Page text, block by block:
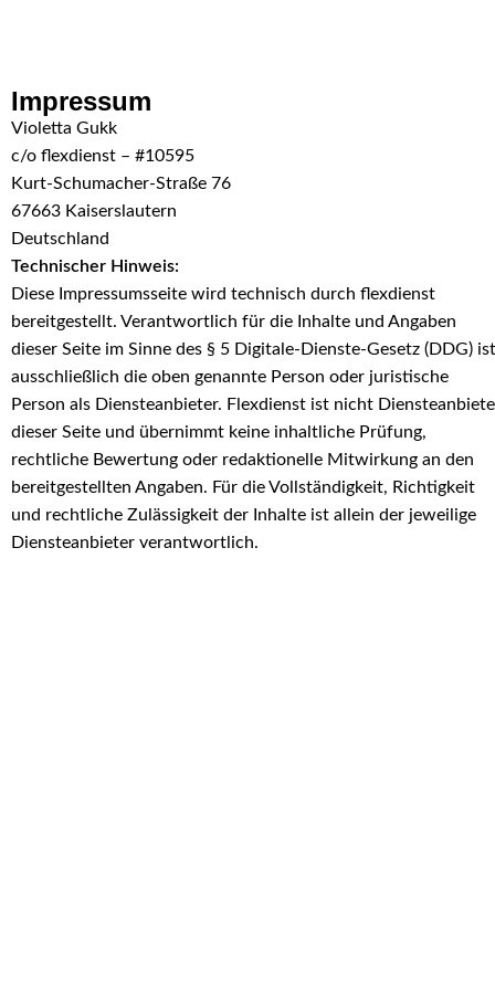
Impressum
Violetta Gukk
c/o flexdienst – #10595
Kurt-Schumacher-Straße 76
67663 Kaiserslautern
Deutschland
Technischer Hinweis:
Diese Impressumsseite wird technisch durch flexdienst
bereitgestellt. Verantwortlich für die Inhalte und Angaben
dieser Seite im Sinne des § 5 Digitale-Dienste-Gesetz (DDG) ist
ausschließlich die oben genannte Person oder juristische
Person als Diensteanbieter. Flexdienst ist nicht
dieser Seite und übernimmt keine inhaltliche Prüfung,
rechtliche Bewertung oder redaktionelle Mitwirkung an den
bereitgestellten Angaben. Für die Vollständigkeit, Richtigkeit
und rechtliche Zulässigkeit der Inhalte ist allein der jeweilige
Diensteanbieter verantwortlich.